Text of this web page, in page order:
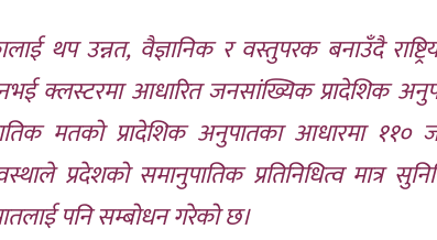
थप उन्नत, वैज्ञानिक र वस्तुपरक बनाउँदै राष्ट्रिय
नभई क्लस्टरमा आधारित जनसांख्यिक प्रादेशिक
मतको प्रादेशिक अनुपातका आधारमा ११०
प्रदेशको समानुपातिक प्रतिनिधित्व मात्र
पनि सम्बोधन गरेको छ।